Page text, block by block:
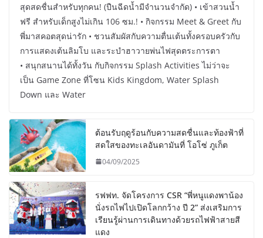
สุดสดชื่นสำหรับทุกคน! (ปืนฉีดน้ำมีจำนวนจำกัด) • เข้าสวนน้ำ
ฟรี สำหรับเด็กสูงไม่เกิน 106 ซม.! • กิจกรรม Meet & Greet กับ
พี่มาสคอตสุดน่ารัก • ชวนสัมผัสกับความตื่นเต้นทั้งครอบครัวกับ
การแสดงเต้นลิมโบ และระบำฮาวายพ่นไฟสุดตระการตา
• สนุกสนานได้ทั้งวัน กับกิจกรรม Splash Activities ไม่ว่าจะ
เป็น Game Zone ที่โซน Kids Kingdom, Water Splash
Down และ Water
ต้อนรับฤดูร้อนกับความสดชื่นและท้องฟ้าที่
สดใสของทะเลอันดามันที่ โอโซ่ ภูเก็ต
04/09/2025
รฟฟท. จัดโครงการ CSR “พี่หนูแดงพาน้อง
นั่งรถไฟไปเปิดโลกกว้าง ปี 2” ส่งเสริมการ
เรียนรู้ผ่านการเดินทางด้วยรถไฟฟ้าสายสี
แดง